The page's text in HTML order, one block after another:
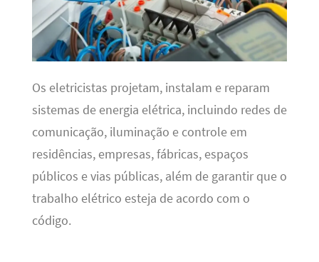
Os eletricistas projetam, instalam e reparam
sistemas de energia elétrica, incluindo redes de
comunicação, iluminação e controle em
residências, empresas, fábricas, espaços
públicos e vias públicas, além de garantir que o
trabalho elétrico esteja de acordo com o
código.